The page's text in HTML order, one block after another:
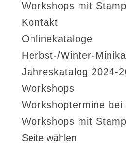
Workshops mit
Kontakt
Onlinekataloge
Herbst-/Winter-
Jahreskatalog 2024-
Workshops
Workshoptermine bei
Workshops mit
Seite wählen